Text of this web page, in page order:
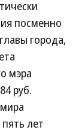
посменно
города,
мэра
руб.
лет